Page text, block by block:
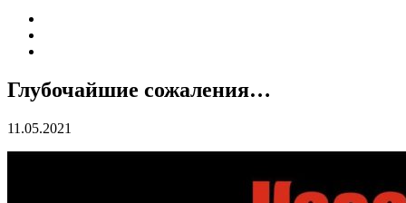
Глубочайшие сожаления…
11.05.2021